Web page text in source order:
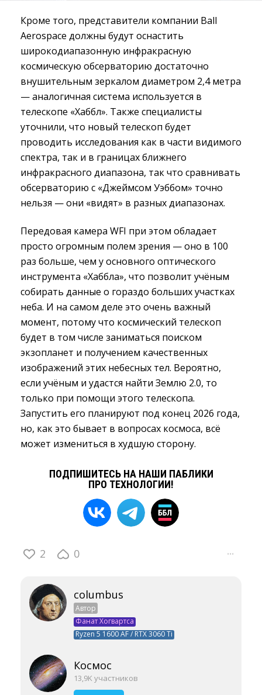
Кроме того, представители компании Ball
Aerospace должны будут оснастить
широкодиапазонную инфракрасную
космическую обсерваторию достаточно
внушительным зеркалом диаметром 2,4 метра
— аналогичная система используется в
телескопе «Хаббл». Также специалисты
уточнили, что новый телескоп будет
проводить исследования как в части видимого
спектра, так и в границах ближнего
инфракрасного диапазона, так что сравнивать
обсерваторию с «Джеймсом Уэббом» точно
нельзя — они «видят» в разных диапазонах.
Передовая камера WFI при этом обладает
просто огромным полем зрения — оно в 100
раз больше, чем у основного оптического
инструмента «Хаббла», что позволит учёным
собирать данные о гораздо больших участках
неба. И на самом деле это очень важный
момент, потому что космический телескоп
будет в том числе заниматься поиском
экзопланет и получением качественных
изображений этих небесных тел. Вероятно,
если учёным и удастся найти Землю 2.0, то
только при помощи этого телескопа.
Запустить его планируют под конец 2026 года,
но, как это бывает в вопросах космоса, всё
может измениться в худшую сторону.
ПОДПИШИТЕСЬ НА НАШИ ПАБЛИКИ
ПРО ТЕХНОЛОГИИ!
2 0 ···
columbus
Автор
Фанат Хогвартса
Ryzen 5 1600 AF / RTX 3060 Ti
Космос
13,9K участников